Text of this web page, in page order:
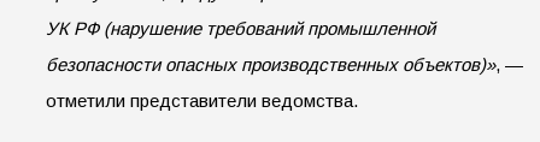
УК РФ (нарушение требований промышленной
безопасности опасных производственных объектов)», —
отметили представители ведомства.